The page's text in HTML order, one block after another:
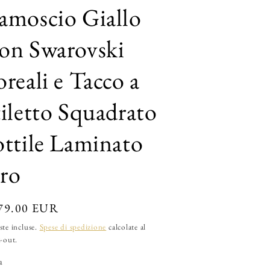
a
i
c
a
Giallo
Swarovski
e Tacco a
Squadrato
Laminato
EUR
incluse. Spese di spedizione calcolate al
out.